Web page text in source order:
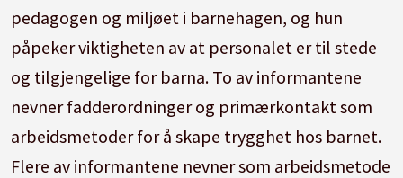
pedagogen og miljøet i barnehagen, og hun
påpeker viktigheten av at personalet er til stede
og tilgjengelige for barna. To av informantene
nevner fadderordninger og primærkontakt som
arbeidsmetoder for å skape trygghet hos barnet.
Flere av informantene nevner som arbeidsmetode